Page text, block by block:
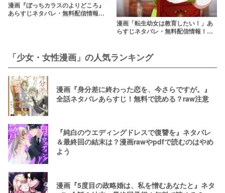
漫画『ぼっちカラスのよりどころ』
あらすじネタバレ・無料配信情報！
漫画「転生幼女は教育したい！」あ
らすじネタバレ・無料配信情報！
「少女・女性漫画」の人気ランキング
漫画『身分差に終わった恋を、今さらですが。』
全話ネタバレあらすじ！無料で読める？raw注意
『純白のウエディングドレスで復讐を』ネタバレ
＆最終回の結末は？漫画rawやpdfで読むのはやめ
よう
漫画『5度目の政略婚は、私を憎むあなたと』ネタ